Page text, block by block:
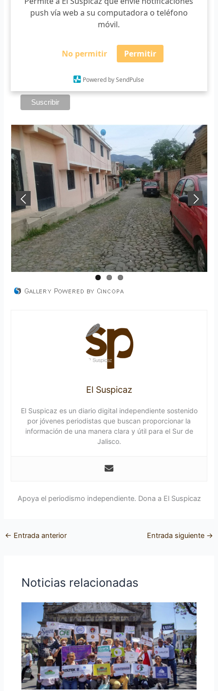
push vía web a su computadora o teléfono
móvil.
No permitir Permitir
Powered by SendPulse
diciembre del presente año.
Suscríbete a nuestro boletín
El Suspicaz
El Suspicaz es un diario digital independiente sostenido
por jóvenes periodistas que buscan proporcionar la
información de una manera clara y útil para el Sur de
Jalisco.
Apoya el periodismo independiente. Dona a El Suspicaz
← Entrada anterior Entrada siguiente →
Noticias relacionadas